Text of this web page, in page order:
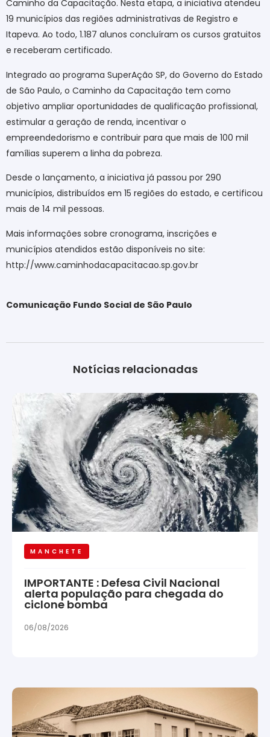
Caminho da Capacitação. Nesta etapa, a iniciativa atendeu
19 municípios das regiões administrativas de Registro e
Itapeva. Ao todo, 1.187 alunos concluíram os cursos gratuitos
e receberam certificado.
Integrado ao programa SuperAção SP, do Governo do Estado
de São Paulo, o Caminho da Capacitação tem como
objetivo ampliar oportunidades de qualificação profissional,
estimular a geração de renda, incentivar o
empreendedorismo e contribuir para que mais de 100 mil
famílias superem a linha da pobreza.
Desde o lançamento, a iniciativa já passou por 290
municípios, distribuídos em 15 regiões do estado, e certificou
mais de 14 mil pessoas.
Mais informações sobre cronograma, inscrições e
municípios atendidos estão disponíveis no site:
http://www.caminhodacapacitacao.sp.gov.br
Comunicação Fundo Social de São Paulo
Notícias relacionadas
MANCHETE
IMPORTANTE : Defesa Civil Nacional
alerta população para chegada do
ciclone bomba
06/08/2026